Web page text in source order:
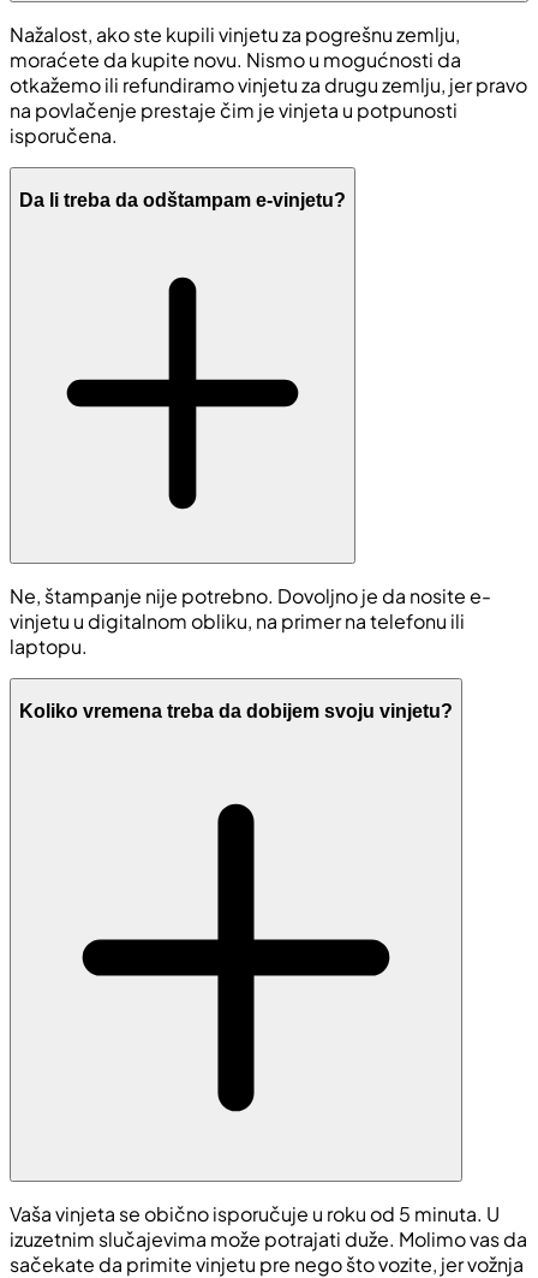
Nažalost, ako ste kupili vinjetu za pogrešnu zemlju,
moraćete da kupite novu. Nismo u mogućnosti da
otkažemo ili refundiramo vinjetu za drugu zemlju, jer pravo
na povlačenje prestaje čim je vinjeta u potpunosti
isporučena.
Da li treba da odštampam e-vinjetu?
Ne, štampanje nije potrebno. Dovoljno je da nosite e-
vinjetu u digitalnom obliku, na primer na telefonu ili
laptopu.
Koliko vremena treba da dobijem svoju vinjetu?
Vaša vinjeta se obično isporučuje u roku od 5 minuta. U
izuzetnim slučajevima može potrajati duže. Molimo vas da
sačekate da primite vinjetu pre nego što vozite, jer vožnja